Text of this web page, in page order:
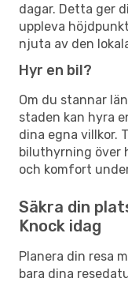
dagar. Detta ger
uppleva
njuta av den
Hyr en bil?
Om du stannar
staden kan hyra
dina egna villkor.
biluthyrning över
och komfort
Säkra din
Knock idag
Planera din resa
bara dina